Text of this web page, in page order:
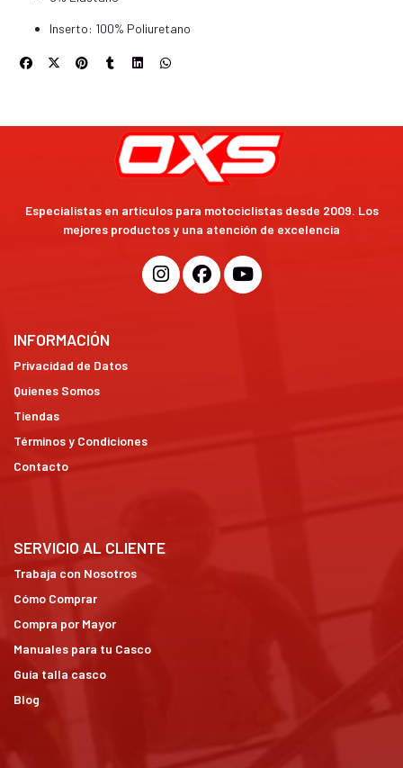
Inserto: 100% Poliuretano
Especialistas en artículos para motociclistas desde 2009. Los
mejores productos y una atención de excelencia
INFORMACIÓN
Privacidad de Datos
Quienes Somos
Tiendas
Términos y Condiciones
Contacto
SERVICIO AL CLIENTE
Trabaja con Nosotros
Cómo Comprar
Compra por Mayor
Manuales para tu Casco
Guía talla casco
Blog